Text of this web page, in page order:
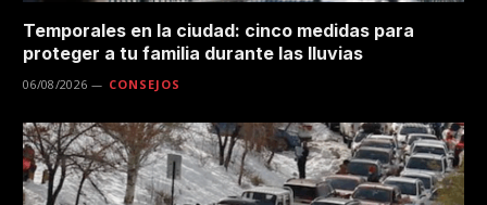
Temporales en la ciudad: cinco medidas para
proteger a tu familia durante las lluvias
06/08/2026 CONSEJOS